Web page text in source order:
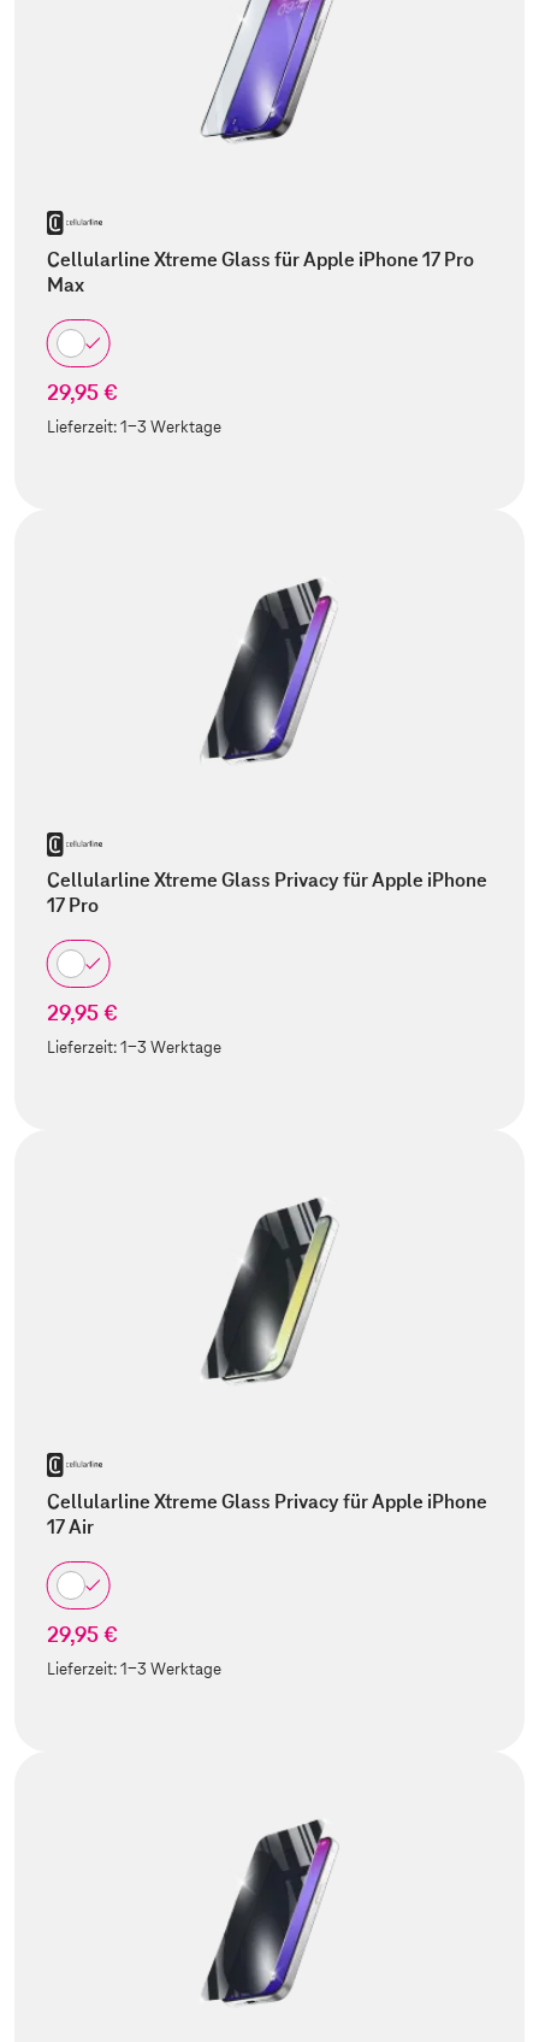
Cellularline Xtreme Glass für Apple iPhone 17 Pro
Max
29,95 €
Lieferzeit:1-3 Werktage
Cellularline Xtreme Glass Privacy für Apple iPhone
17 Pro
29,95 €
Lieferzeit:1-3 Werktage
Cellularline Xtreme Glass Privacy für Apple iPhone
17 Air
29,95 €
Lieferzeit:1-3 Werktage